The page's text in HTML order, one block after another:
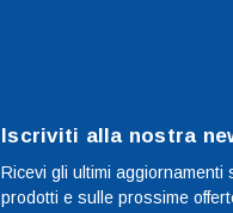
Iscriviti alla nostra
Ricevi gli ultimi aggiornamenti
prodotti e sulle prossime